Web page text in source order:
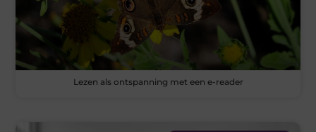
Lezen als ontspanning met een e-reader